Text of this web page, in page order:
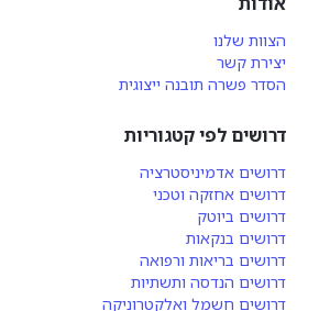
הצוות שלנו
יצירת קשר
הסדר פשרה תובנה ייצוגית
דרושים לפי קטגוריות
דרושים אדמיניסטרציה
דרושים אחזקה וטכני
דרושים ביוטק
דרושים בנקאות
דרושים בריאות ורפואה
דרושים הנדסה ותשתיות
דרושים חשמל ואלקטרוניקה